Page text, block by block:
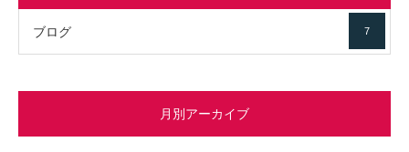
ブログ 7
月別アーカイブ